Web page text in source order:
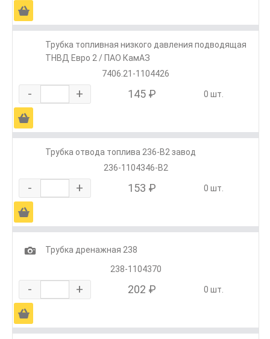
Ä
Трубка топливная низкого давления подводящая
ТНВД Евро 2 / ПАО КамАЗ
7406.21-1104426
- + 145 ₽ 0 шт.
Ä
Трубка отвода топлива 236-В2 завод
236-1104346-В2
- + 153 ₽ 0 шт.
Ä
1
Трубка дренажная 238
238-1104370
- + 202 ₽ 0 шт.
Ä